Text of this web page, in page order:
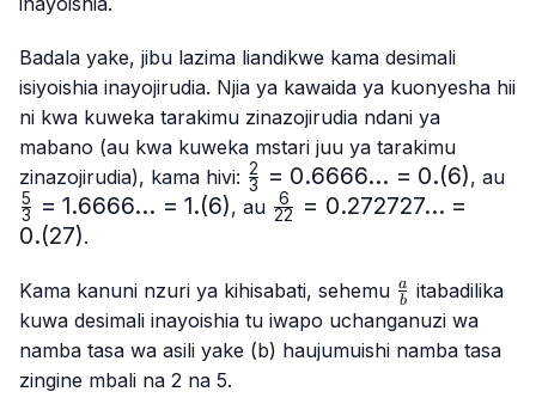
Badala yake, jibu lazima liandikwe kama desimali
isiyoishia inayojirudia. Njia ya kawaida ya kuonyesha hii
ni kwa kuweka tarakimu zinazojirudia ndani ya
mabano (au kwa kuweka mstari juu ya tarakimu
zinazojirudia), kama hivi: \frac{2}
{3}=0.6666...
= 0.(6)
3
2 = 0.6666... = 0.(6), au
3
5 = 1.6666... = 1.(6), au \frac{6}
22
6 = 0.272727... =
0.(27).
Kama kanuni nzuri ya kihisabati, sehemu \frac{a}
{b}
b
a
itabadilika
kuwa desimali inayoishia tu iwapo uchanganuzi wa
namba tasa wa asili yake (b) haujumuishi namba tasa
zingine mbali na 2 na 5.